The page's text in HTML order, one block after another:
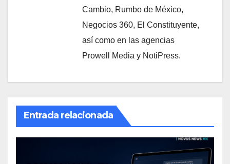
Cambio, Rumbo de México,
Negocios 360, El Constituyente,
así como en las agencias
Prowell Media y NotiPress.
Entrada relacionada